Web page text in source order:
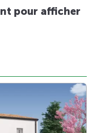
pour afficher